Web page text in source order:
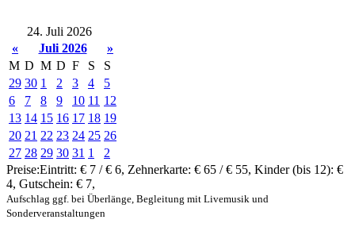
24. Juli 2026
«
Juli 2026
»
M D M D F S
S
29 30 1 2 3 4
5
6
7 8 9 10 11 12
13 14 15 16 17 18 19
20 21 22 23 24 25 26
27 28 29 30 31 1
2
Preise:Eintritt: € 7 / € 6, Zehnerkarte: € 65 / € 55, Kinder (bis 12): €
4, Gutschein: € 7,
Aufschlag ggf. bei Überlänge, Begleitung mit Livemusik und
Sonderveranstaltungen